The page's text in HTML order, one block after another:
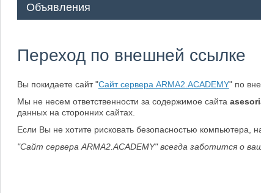
Объявления
Переход по внешней ссылке
Вы покидаете сайт "Сайт сервера ARMA2.ACADEMY" по
Мы не несем ответственности за содержимое сайта
данных на сторонних сайтах.
Если Вы не хотите рисковать безопасностью компьютера,
"Сайт сервера ARMA2.ACADEMY" всегда заботится о